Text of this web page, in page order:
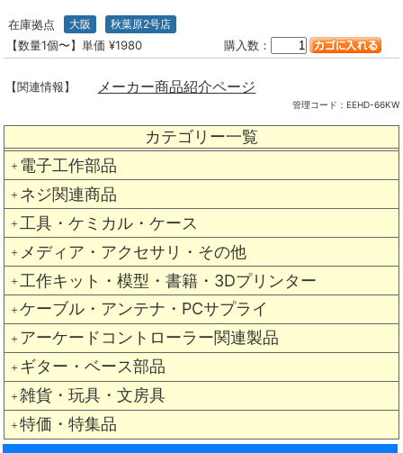
カテゴリー一覧
＋ 電子工作部品
＋ ネジ関連商品
＋ 工具・ケミカル・ケース
＋ メディア・アクセサリ・その他
＋ 工作キット・模型・書籍・3Dプリンター
＋ ケーブル・アンテナ・PCサプライ
＋ アーケードコントローラー関連製品
＋ ギター・ベース部品
＋ 雑貨・玩具・文房具
＋ 特価・特集品
在庫拠点 大阪 秋葉原2号店
【数量1個〜】単価 ¥1980 購入数：
【関連情報】 メーカー商品紹介ページ
管理コード： EEHD-66KW